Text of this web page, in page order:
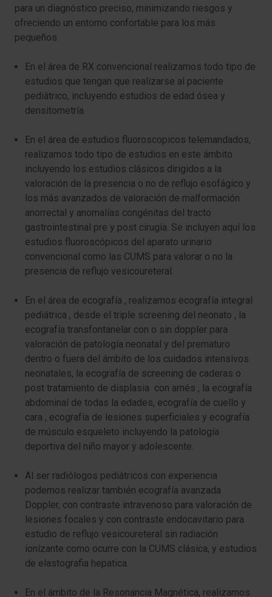
para un diagnóstico preciso, minimizando riesgos y
ofreciendo un entorno confortable para los más
pequeños.
En el área de RX convencional realizamos todo tipo de
estudios que tengan que realizarse al paciente
pediátrico, incluyendo estudios de edad ósea y
densitometría.
En el área de estudios fluoroscopicos telemandados,
realizamos todo tipo de estudios en este ámbito
incluyendo los estudios clásicos dirigidos a la
valoración de la presencia o no de reflujo esofágico y
los más avanzados de valoración de malformación
anorrectal y anomalías congénitas del tracto
gastrointestinal pre y post cirugía. Se incluyen aquí los
estudios fluoroscópicos del aparato urinario
convencional como las CUMS para valorar o no la
presencia de reflujo vesicoureteral.
En el área de ecografía , realizamos ecografía integral
pediátrica , desde el triple screening del neonato , la
ecografía transfontanelar con o sin doppler para
valoración de patología neonatal y del prematuro
dentro o fuera del ámbito de los cuidados intensivos
neonatales, la ecografía de screening de caderas o
post tratamiento de displasia con arnés , la ecografía
abdominal de todas la edades, ecografía de cuello y
cara , ecografía de lesiones superficiales y ecografía
de músculo esqueleto incluyendo la patología
deportiva del niño mayor y adolescente.
Al ser radiólogos pediátricos con experiencia
podemos realizar también ecografía avanzada
Doppler, con contraste intravenoso para valoración de
lesiones focales y con contraste endocavitario para
estudio de reflujo vesicoureteral sin radiación
ionízante como ocurre con la CUMS clásica, y estudios
de elastografia hepatica.
En el ámbito de la Resonancia Magnética, realizamos